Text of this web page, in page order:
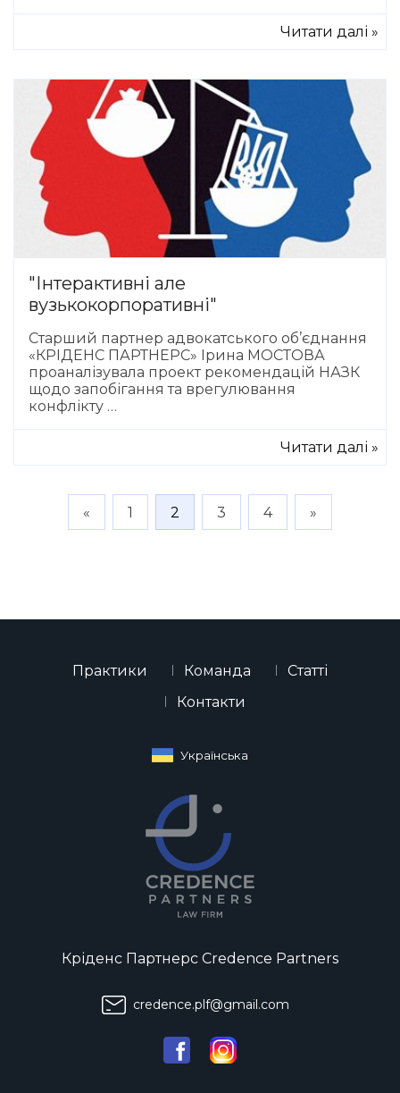
Читати далі »
"Інтерактивні але
вузькокорпоративні"
Старший партнер адвокатського об’єднання
«КРІДЕНС ПАРТНЕРС» Ірина МОСТОВА
проаналізувала проект рекомендацій НАЗК
щодо запобігання та врегулювання
конфлікту …
Читати далі »
« 1 2 3 4 »
Практики Команда
Статті
Контакти
Українська
Кріденс Партнерс Credence Partners
credence.plf@gmail.com